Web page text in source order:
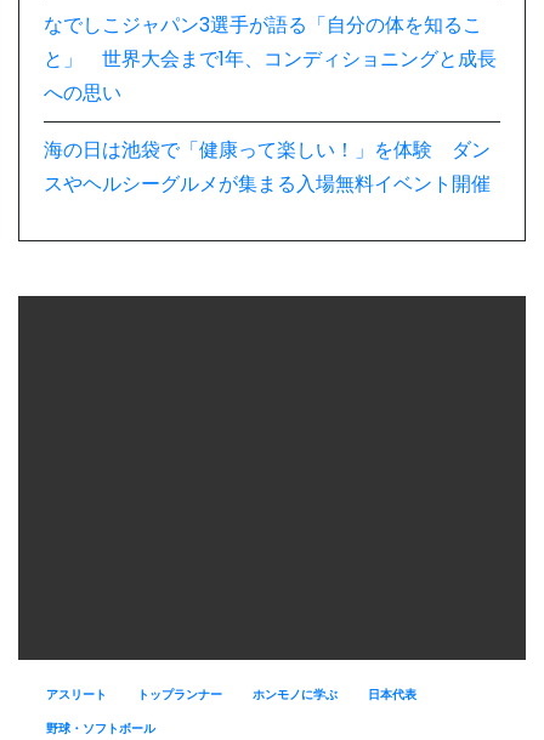
なでしこジャパン3選手が語る「自分の体を知るこ
と」 世界大会まで1年、コンディショニングと成長
への思い
海の日は池袋で「健康って楽しい！」を体験 ダン
スやヘルシーグルメが集まる入場無料イベント開催
アスリート トップランナー ホンモノに学ぶ
日本代表
野球・ソフトボール